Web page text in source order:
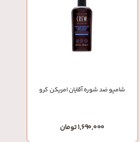
شامپو ضد شوره آقایان امریکن کرو
1,690,000 تومان